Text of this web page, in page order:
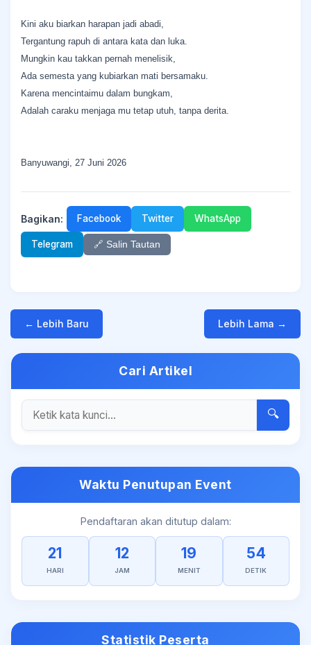
Kini aku biarkan harapan jadi abadi,
Tergantung rapuh di antara kata dan luka.
Mungkin kau takkan pernah menelisik,
Ada semesta yang kubiarkan mati bersamaku.
Karena mencintaimu dalam bungkam,
Adalah caraku menjaga mu tetap utuh, tanpa derita.
Banyuwangi, 27 Juni 2026
Bagikan: Facebook Twitter WhatsApp
Telegram 🔗 Salin Tautan
← Lebih Baru Lebih Lama →
Cari Artikel
🔍
Waktu Penutupan Event
Pendaftaran akan ditutup dalam:
21
HARI
12
JAM
19
MENIT
54
DETIK
Statistik Peserta